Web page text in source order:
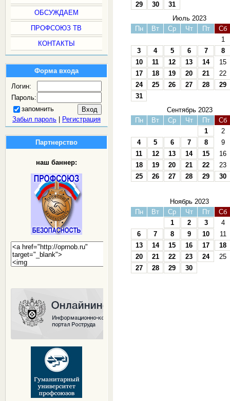
ОБСУЖДАЕМ
ПРОФСОЮЗ ТВ
КОНТАКТЫ
Форма входа
Логин:
Пароль:
запомнить
Забыл пароль| Регистрация
Партнерство
наш баннер:
29
30
31
Июль 2023
Пн
Вт Ср Чт Пт
Сб
1
3
4 5 6 7
8
10
11 12 13 14
15
17
18 19 20 21
22
24
25 26 27 28
29
31
Сентябрь 2023
Пн
Вт Ср Чт Пт
Сб
1
2
4
5 6 7 8
9
11
12 13 14 15
16
18
19 20 21 22
23
25
26 27 28 29 30
Ноябрь 2023
Пн
Вт Ср Чт Пт
Сб
1
2 3
4
6
7 8 9 10
11
13
14 15 16 17
18
20
21 22 23 24
25
27
28 29 30